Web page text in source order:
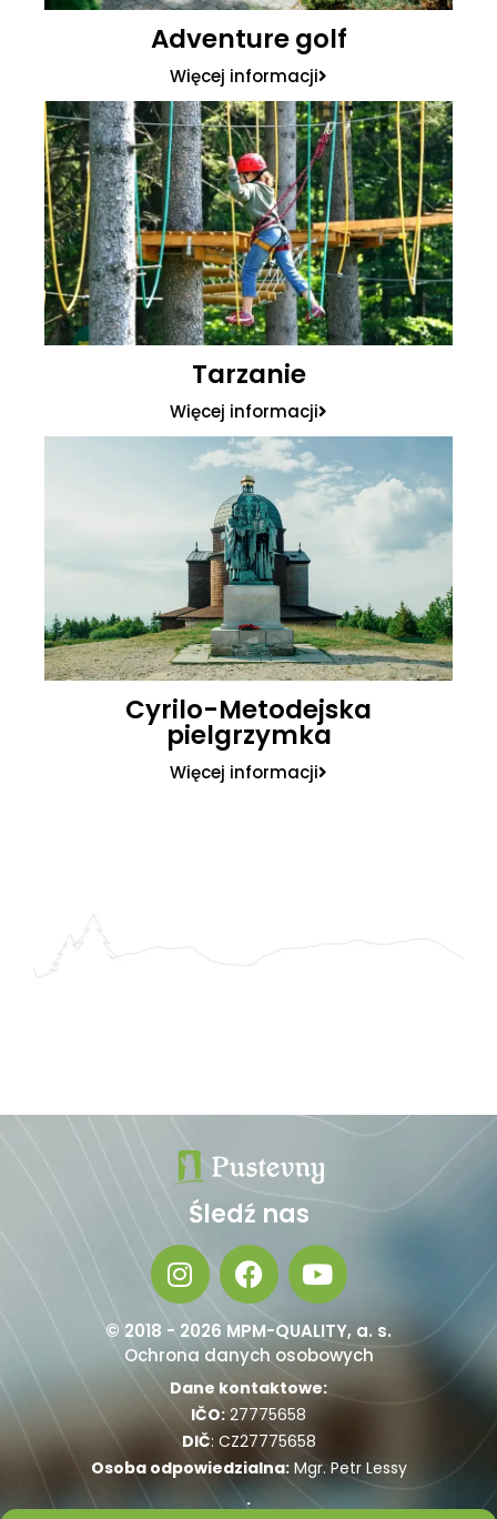
Adventure golf
Więcej informacji
Tarzanie
Więcej informacji
Cyrilo-Metodejska
pielgrzymka
Więcej informacji
Śledź nas
© 2018 - 2026 MPM-QUALITY, a. s.
Ochrona danych osobowych
Dane kontaktowe:
IČO:27775658
DIČ: CZ27775658
Osoba odpowiedzialna:Mgr. Petr Lessy
: